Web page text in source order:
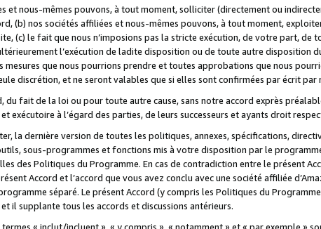
et nous-mêmes pouvons, à tout moment, solliciter (directement ou
(b) nos sociétés affiliées et nous-mêmes pouvons, à tout moment,
(c) le fait que nous n’imposions pas la stricte exécution, de votre part, de
l’exécution de ladite disposition ou de toute autre disposition
que nous pourrions prendre et toutes approbations que nous
discrétion, et ne seront valables que si elles sont confirmées par écrit
fait de la loi ou pour toute autre cause, sans notre accord exprès
à l’égard des parties, de leurs successeurs et ayants droit
la dernière version de toutes les politiques, annexes, spécifications,
sous-programmes et fonctions mis à votre disposition par le
des Politiques du Programme. En cas de contradiction entre le présent
Accord et l’accord que vous avez conclu avec une société affiliée
séparé. Le présent Accord (y compris les Politiques du
il supplante tous les accords et discussions antérieurs.